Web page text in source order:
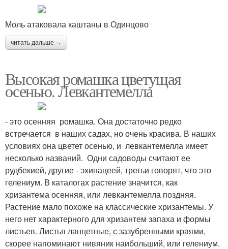
Моль атаковала каштаны в Одинцово
читать дальше →
Высокая ромашка цветущая
осенью. Левкантемелла
- это осенняя ромашка. Она достаточно редко
встречается в наших садах, но очень красива. В наших
условиях она цветет осенью, и левкантемелла имеет
несколько названий. Одни садоводы считают ее
рудбекией, другие - эхинацеей, третьи говорят, что это
гелениум. В каталогах растение значится, как
хризантема осенняя, или левкантемелла поздняя.
Растение мало похоже на классические хризантемы. У
него нет характерного для хризантем запаха и формы
листьев. Листья ланцетные, с зазубренными краями,
скорее напоминают нивяник наибольший, или гелениум.